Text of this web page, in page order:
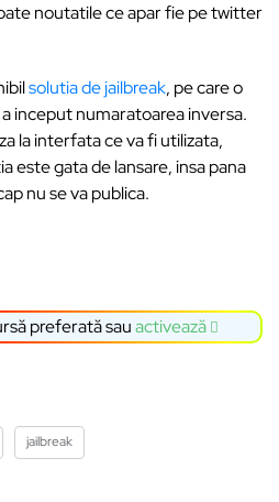
noutatile ce apar fie pe twitter
solutia de jailbreak, pe care o
inceput numaratoarea inversa.
la interfata ce va fi utilizata,
este gata de lansare, insa pana
nu se va publica.
preferată sauactivează
jailbreak